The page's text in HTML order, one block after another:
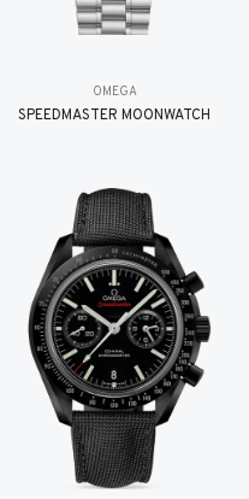
OMEGA
SPEEDMASTER MOONWATCH